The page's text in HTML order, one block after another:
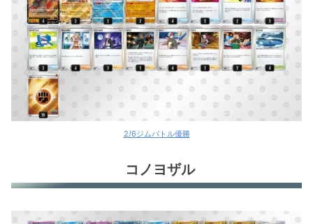
2/6ジムバトル優勝
コノヨザル